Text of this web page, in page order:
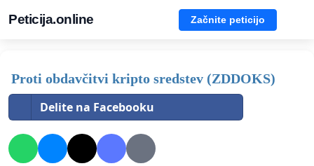
Peticija.online Začnite peticijo
Proti obdavčitvi kripto sredstev (ZDDOKS)
Delite na Facebooku